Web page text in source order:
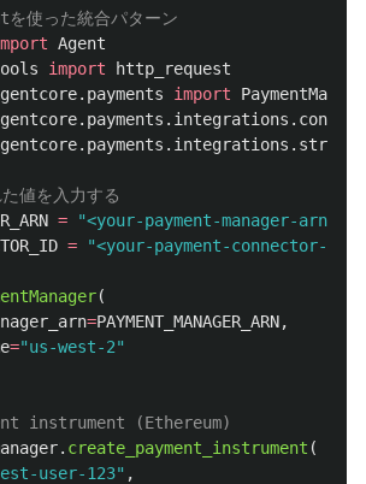
Agent
import
http_request
import
= "<your-payment-manager-arn>
= "<your-payment-connector-id>
(
=PAYMENT_MANAGER_ARN,
="us-west-2"
. create_payment_instrument (
user-123" ,